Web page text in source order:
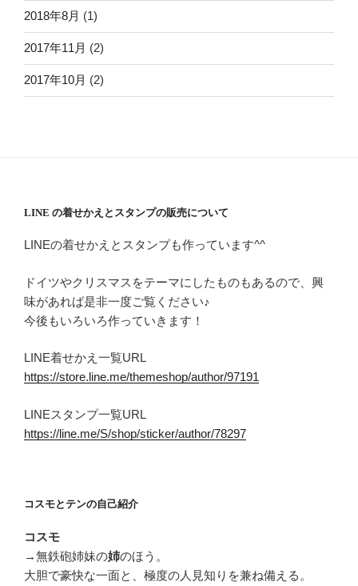
2018年8月 (1)
2017年11月 (2)
2017年10月 (2)
LINE の着せかえとスタンプの販売について
LINEの着せかえとスタンプも作っています^^
ドイツやクリスマスをテーマにしたものもあるので、興
味があれば是非一度ご覧ください♪
今後もいろいろ作っていきます！
LINE着せかえ一覧URL
https://store.line.me/themeshop/author/97191
LINEスタンプ一覧URL
https://line.me/S/shop/sticker/author/78297
コスモとテンの自己紹介
コスモ
→無鉄砲姉妹の姉のほう。
大胆で豪快な一面と、極度の人見知りを兼ね備える。